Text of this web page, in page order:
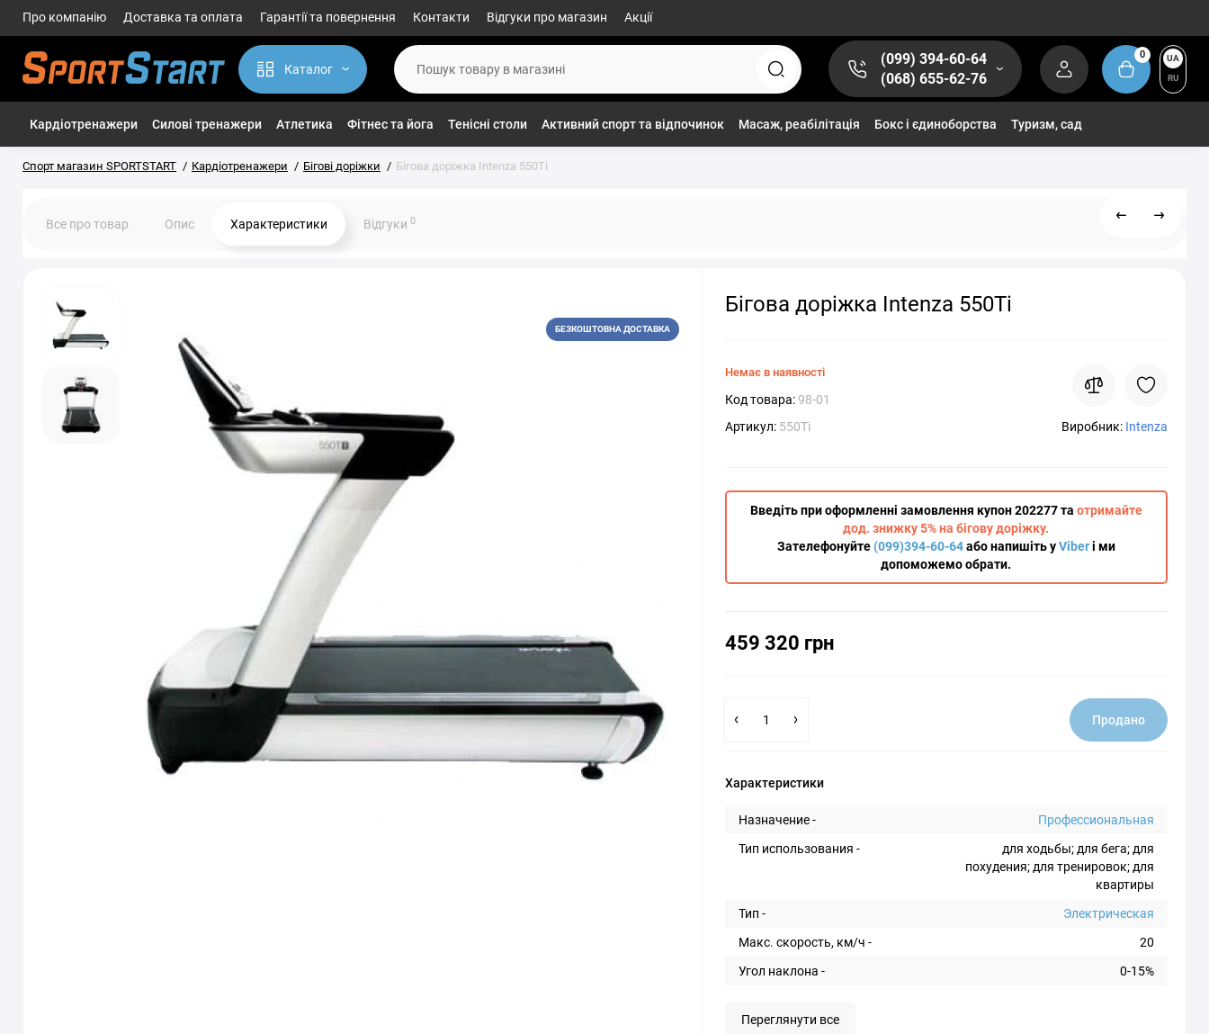
Про компанію Доставка та оплата Гарантії та повернення Контакти Відгуки про магазин Акції
Каталог
(099) 394-60-64
(068) 655-62-76
0
UA
RU
Кардіотренажери Силові тренажери Атлетика Фітнес та йога Тенісні столи Активний спорт та відпочинок Масаж, реабілітація Бокс і єдиноборства Туризм, сад
Спорт магазин SPORTSTART Кардіотренажери Бігові доріжки Бігова доріжка Intenza 550Ti
Все про товар Опис Характеристики Відгуки 0
БЕЗКОШТОВНА ДОСТАВКА
Бігова доріжка Intenza 550Ti
Немає в наявності
Код товара: 98-01
Артикул: 550Ti Виробник: Intenza
Введіть при оформленні замовлення купон 202277 та отримайте
дод. знижку 5% на бігову доріжку.
Зателефонуйте(099)394-60-64або напишіть уViberі ми
допоможемо обрати.
459 320 грн
Продано
Характеристики
Назначение -
Профессиональная
Тип использования -
для ходьбы; для бега; для
похудения; для тренировок; для
квартиры
Тип -
Электрическая
Макс. скорость, км/ч -
20
Угол наклона -
0-15%
Переглянути все